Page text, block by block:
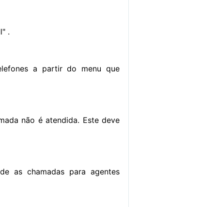
.
a partir do menu que
não é atendida. Este deve
as chamadas para agentes